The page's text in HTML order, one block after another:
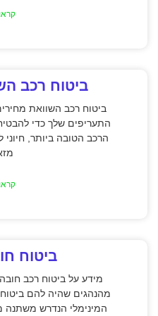
ביטוח רכב
ביטוח רכב השוואת
התעריפים שלך כדי
הרכב הטובה ביותר,
ביטוח
מידע על ביטוח רכב
מהנהגים שהיה להם
המינימלי הנדרש משתנה